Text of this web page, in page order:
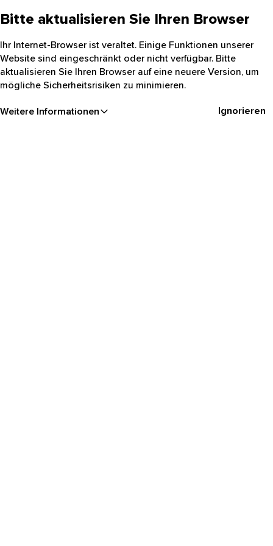
Bitte aktualisieren Sie Ihren Browser
Ihr Internet-Browser ist veraltet. Einige Funktionen unserer
Website sind eingeschränkt oder nicht verfügbar. Bitte
aktualisieren Sie Ihren Browser auf eine neuere Version, um
mögliche Sicherheitsrisiken zu minimieren.
Weitere Informationen Ignorieren